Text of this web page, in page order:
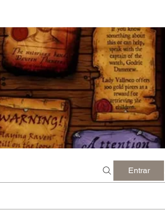
Entrar